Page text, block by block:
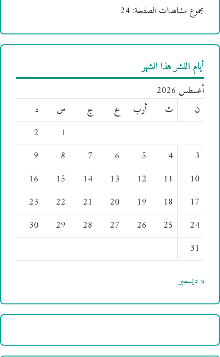
مجموع مشاهدات الصفحة: 24
أيام النشر هذا الشهر
أغسطس 2026
ن
ث أرب خ ج س
د
1
2
3
4
5
6
7
8
9
10
11
12
13
14
15
16
17
18
19
20
21
22
23
24
25
26
27
28
29
30
31
« ديسمبر